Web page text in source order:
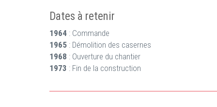
Dates à retenir
1964 : Commande
1965 : Démolition des casernes
1968 : Ouverture du chantier
1973 : Fin de la construction